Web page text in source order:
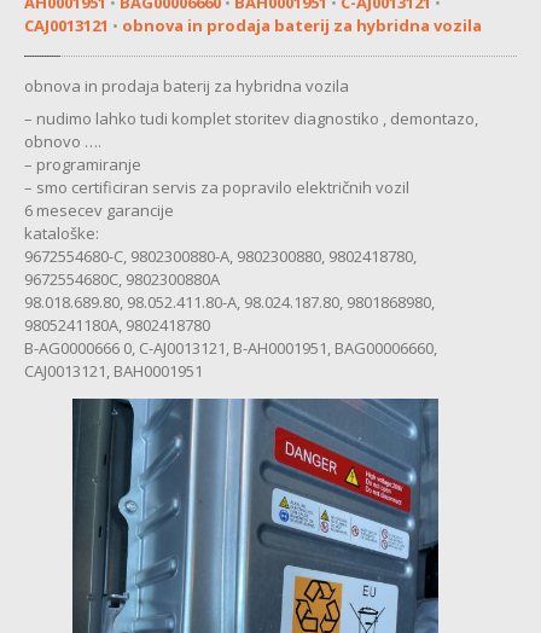
MENJALNIK
MULTIMEDIJA
KOMFORTNA ELEKTRONIKA
ZAVORE
SERVOVOLAN
CHEVROLET
MULTIMEDIJA
CITROEN
MULTIMEDIJA
SERVO VOLAN
BATERIJA
ŠTEVEC
CAJ0013121 • obnova in prodaja baterij za hybridna vozila
obnova in prodaja baterij za hybridna vozila
– nudimo lahko tudi komplet storitev diagnostiko , demontazo,
obnovo ….
– programiranje
– smo certificiran servis za popravilo električnih vozil
6 mesecev garancije
kataloške:
9672554680-C, 9802300880-A, 9802300880, 9802418780,
9672554680C, 9802300880A
98.018.689.80, 98.052.411.80-A, 98.024.187.80, 9801868980,
9805241180A, 9802418780
B-AG0000666 0, C-AJ0013121, B-AH0001951, BAG00006660,
CAJ0013121, BAH0001951